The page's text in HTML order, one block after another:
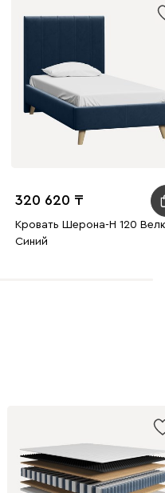
320 620
Кровать Шерона-Н 120
Синий